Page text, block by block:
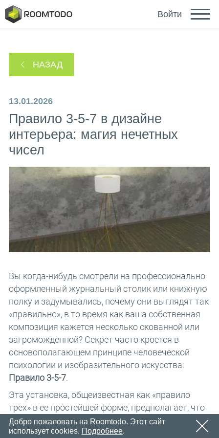
или
Email
Пароль
Регистрация напомнить пароль
Спасибо за регистрацию
Вскоре мы отправим электронное письмо со ссылкой
для подтверждения.
Пожалуйста, перейдите по ссылке в письме, чтобы
OK
Ссылка для восстановления пароля отправлена
на ваш email.
OK
Войти
НАЗАД
13.01.2026
Правило 3-5-7 в дизайне
интерьера: магия нечетных
чисел
Вы когда-нибудь смотрели на профессионально
оформленный журнальный столик или книжную
полку и задумывались, почему они выглядят так
«правильно», в то время как ваша собственная
композиция кажется несколько скованной или
загроможденной? Секрет часто кроется в
основополагающем принципе человеческой
психологии и изобразительного искусства:
Правило 3-5-7.
Эта установка, общеизвестная как «правило
трех» в ее простейшей форме, предполагает, что
нечетное количество предметов является более
привлекательным, запоминающимся и
Добро пожаловать на Roomtodo. Этот сайт
использует cookies. Подробнее.